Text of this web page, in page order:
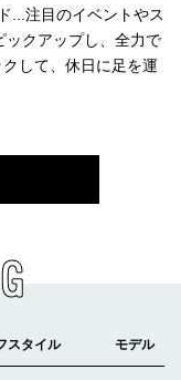
...注目のイベントやス
ックアップし、全力で
して、休日に足を運